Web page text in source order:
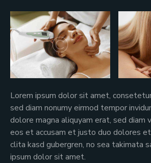
Lorem ipsum dolor sit amet,
sed diam nonumy eirmod tempor
dolore magna aliquyam erat, sed diam
eos et accusam et justo duo dolores
clita kasd gubergren, no sea takimata
ipsum dolor sit amet.